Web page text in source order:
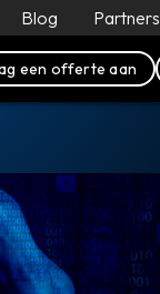
Blog Partners
een offerte aan